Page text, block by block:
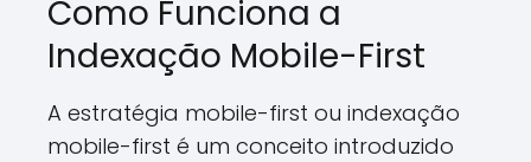
Como Funciona a
Indexação Mobile-First
A estratégia mobile-first ou indexação
mobile-first é um conceito introduzido